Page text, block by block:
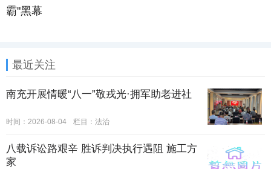
霸"黑幕
最近关注
南充开展情暖“八一”敬戎光·拥军助老进社
时间：2026-08-04 栏目： 法治
八载诉讼路艰辛 胜诉判决执行遇阻 施工方
家